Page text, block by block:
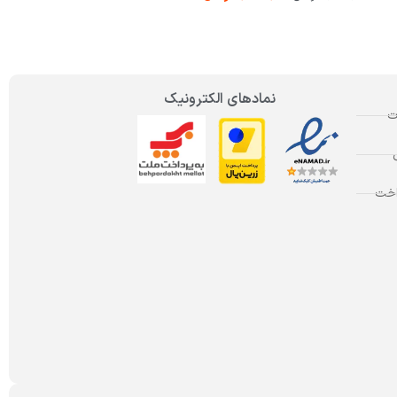
نمادهای الکترونیک